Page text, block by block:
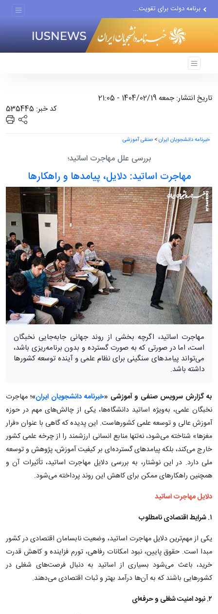
برنامه دولت برای تقویت...
رژیم صهیونیستی بزرگ‌ترین...
دور جدید مذاکرات با اسرائیل...
تاریخ انتشار: جمعه 1404/02/19 - 21:05
کد خبر: 535445
خبرنامه دانشجویان ایران> صنفی آموزشی
بررسی علل مهاجرت اساتید؛
مهاجرت اساتید: دلایل، پیامدها و راهکارها
مهاجرت اساتید، اگرچه بخشی از روند جهانی جابه‌جایی نخبگان
است، اما در صورتی که به صورت گسترده و بدون برنامه‌ریزی باشد،
می‌تواند پیامدهای سنگینی برای نظام علمی و آینده توسعه کشورها
داشته باشد.
به گزارش سرویس صنفی و آموزشی «خبرنامه دانشجویان ایران»؛ مهاجرت
نخبگان علمی، به‌ویژه اساتید دانشگاه‌ها، یکی از چالش‌های مهم در حوزه
آموزش عالی و توسعه علمی کشورهاست. این پدیده که گاهی با عنوان «فرار
مغزها» شناخته می‌شود، نه‌تنها منابع انسانی ارزشمند را از چرخه علمی کشور
خارج می‌کند، بلکه پیامدهای گسترده‌ای بر کیفیت آموزش، پژوهش و توسعه
ملی دارد. در این نوشتار، به بررسی دلایل مهاجرت اساتید، تأثیرات آن و
همچنین راهکارهای ممکن برای کاهش این روند پرداخته می‌شود.
دلایل مهاجرت اساتید
۱. شرایط اقتصادی نامطلوب
یکی از مهم‌ترین دلایل مهاجرت اساتید، وضعیت نابسامان اقتصادی در کشور
مبدا است. حقوق پایین، نبود امکانات رفاهی، تورم فزاینده و کاهش قدرت
خرید، باعث می‌شود بسیاری از اساتید به دنبال فرصت‌های شغلی در
کشورهایی باشند که به آن‌ها درآمد بهتر و ثبات اقتصادی می‌دهند.
۲. نبود امنیت شغلی و حرفه‌ای